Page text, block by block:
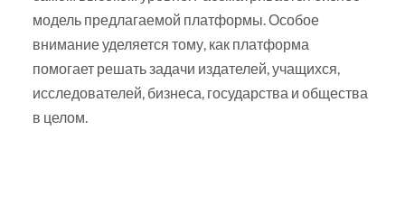
модель предлагаемой платформы. Особое
внимание уделяется тому, как платформа
помогает решать задачи издателей, учащихся,
исследователей, бизнеса, государства и общества
в целом.